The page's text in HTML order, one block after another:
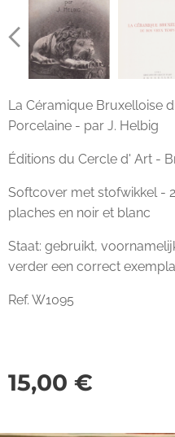
La Céramique Bruxelloise
Porcelaine - par J. Helbig
Éditions du Cercle d' Art -
Softcover met stofwikkel -
plaches en noir et blanc
Staat: gebruikt,
verder een correct
Ref. W1095
15,00 €